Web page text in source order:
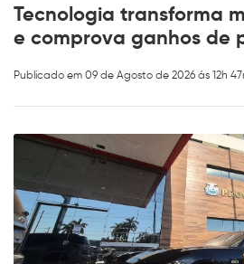
Tecnologia transforma
e comprova ganhos de
Publicado em 09 de Agosto de 2026 ás 12h